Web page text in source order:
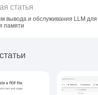
статья
вывода и обслуживания LLM
памяти